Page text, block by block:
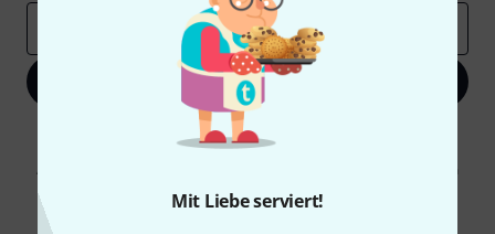
Mit Liebe serviert!
Jetzt anmelden
Mit Klick auf „Jetzt anmelden“ stimmen Sie dem Erhalt von E-Mail-
Werbung und einer Messung des E-Mail-Nutzungsverhaltens zu. Die
Abmeldung ist jederzeit möglich. Weitere Informationen finden Sie in